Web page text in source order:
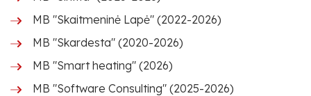
MB "Skaitmeninė Lapė" (2022-2026)
MB "Skardesta" (2020-2026)
MB "Smart heating" (2026)
MB "Software Consulting" (2025-2026)